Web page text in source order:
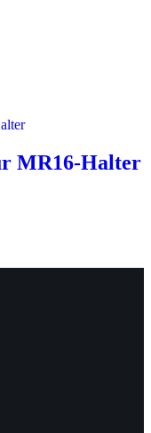
MR16-Halter